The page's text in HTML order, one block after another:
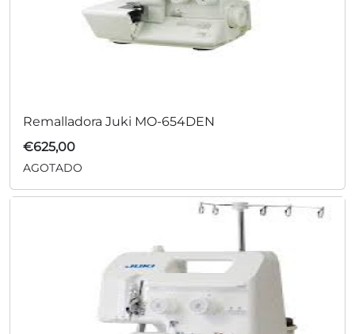
Remalladora Juki MO-654DEN
€625,00
AGOTADO